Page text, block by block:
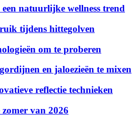
natuurlijke wellness trend
tijdens hittegolven
om te proberen
en jaloezieën te mixen
reflectie technieken
van 2026